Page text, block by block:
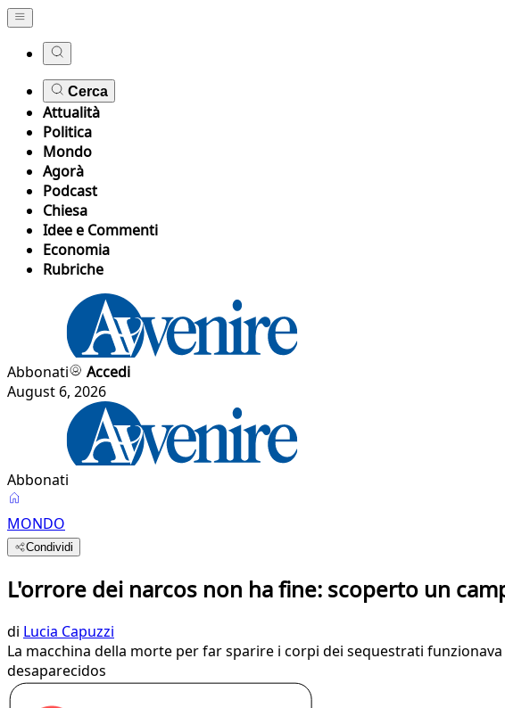
Cerca
Attualità
Politica
Mondo
Agorà
Podcast
Chiesa
Idee e Commenti
Economia
Rubriche
Abbonati
Accedi
August 6, 2026
Abbonati
MONDO
Condividi
L'orrore dei narcos non ha fine: scoperto un
di Lucia Capuzzi
La macchina della morte per far sparire i corpi dei sequestrati
desaparecidos